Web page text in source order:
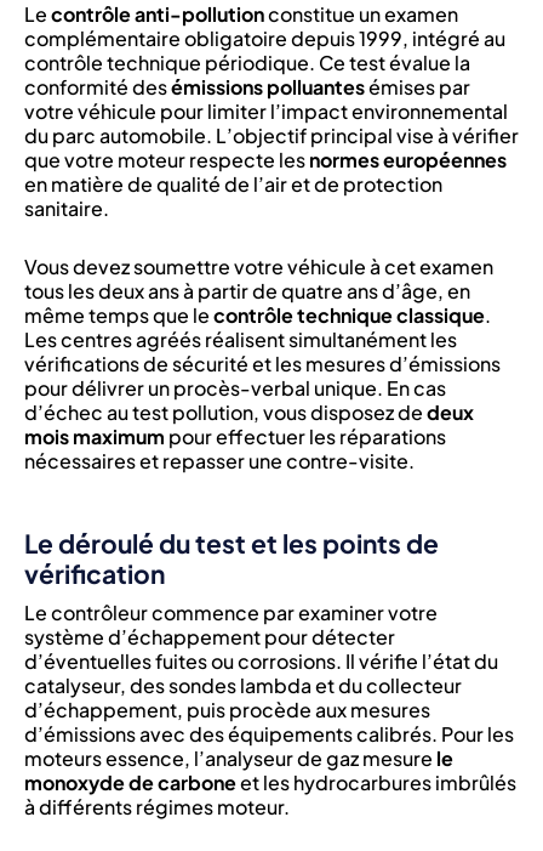
Lecontrôle anti-pollutionconstitue un examen
complémentaire obligatoire depuis 1999, intégré au
contrôle technique périodique. Ce test évalue la
conformité desémissions polluantesémises par
votre véhicule pour limiter l’impact environnemental
du parc automobile. L’objectif principal vise à vérifier
que votre moteur respecte lesnormes européennes
en matière de qualité de l’air et de protection
sanitaire.
Vous devez soumettre votre véhicule à cet examen
tous les deux ans à partir de quatre ans d’âge, en
même temps que lecontrôle technique classique.
Les centres agréés réalisent simultanément les
vérifications de sécurité et les mesures d’émissions
pour délivrer un procès-verbal unique. En cas
d’échec au test pollution, vous disposez dedeux
mois maximum pour effectuer les réparations
nécessaires et repasser une contre-visite.
Le déroulé du test et les points de
vérification
Le contrôleur commence par examiner votre
système d’échappement pour détecter
d’éventuelles fuites ou corrosions. Il vérifie l’état du
catalyseur, des sondes lambda et du collecteur
d’échappement, puis procède aux mesures
d’émissions avec des équipements calibrés. Pour les
moteurs essence, l’analyseur de gaz mesure le
monoxyde de carboneet les hydrocarbures imbrûlés
à différents régimes moteur.